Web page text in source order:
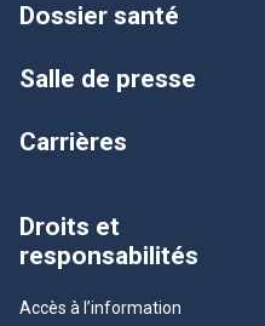
Dossier santé
Salle de presse
Carrières
Droits et
responsabilités
Accès à l’information